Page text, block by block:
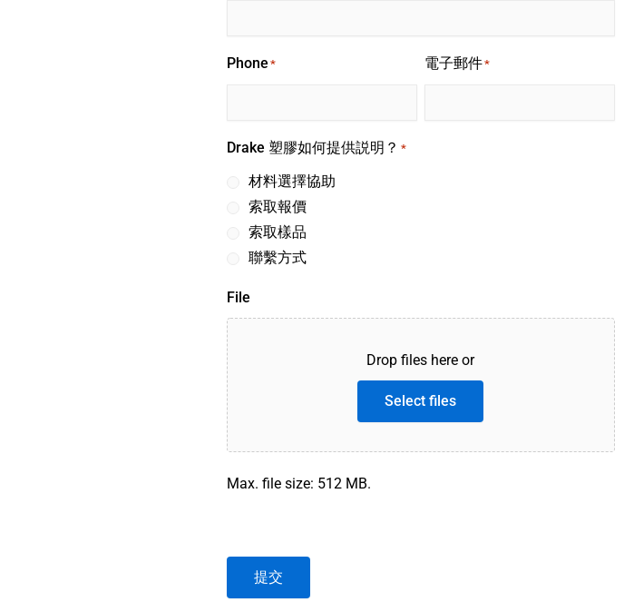
Phone * 電子郵件*
Drake 塑膠如何提供説明？ *
材料選擇協助
索取報價
索取樣品
聯繫方式
File
Drop files here or
Select files
Max. file size: 512 MB.
提交